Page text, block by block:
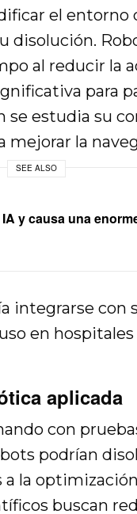
el entorno
disolución.
al reducir la
para
se estudia su
mejorar la
SEE ALSO
y causa una
integrarse con
en
aplicada
con
podrían
la
buscan